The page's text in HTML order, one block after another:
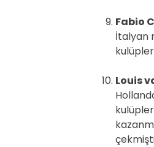
Fabio
İtalyan
Louis